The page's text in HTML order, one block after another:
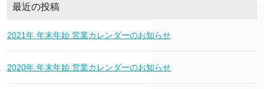
最近の投稿
2021年 年末年始 営業カレンダーのお知らせ
2020年 年末年始 営業カレンダーのお知らせ